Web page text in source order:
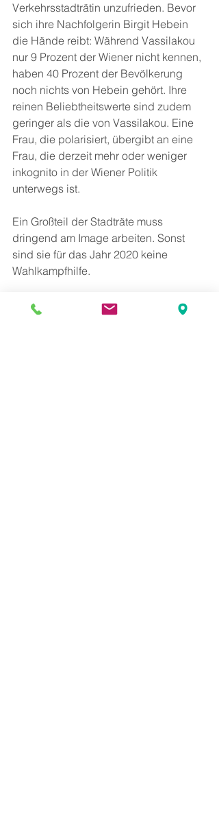
Verkehrsstadträtin unzufrieden. Bevor
sich ihre Nachfolgerin Birgit Hebein
die Hände reibt: Während Vassilakou
nur 9 Prozent der Wiener nicht kennen,
haben 40 Prozent der Bevölkerung
noch nichts von Hebein gehört. Ihre
reinen Beliebtheitswerte sind zudem
geringer als die von Vassilakou. Eine
Frau, die polarisiert, übergibt an eine
Frau, die derzeit mehr oder weniger
inkognito in der Wiener Politik
unterwegs ist.
Ein Großteil der Stadträte muss
dringend am Image arbeiten. Sonst
sind sie für das Jahr 2020 keine
Wahlkampfhilfe.